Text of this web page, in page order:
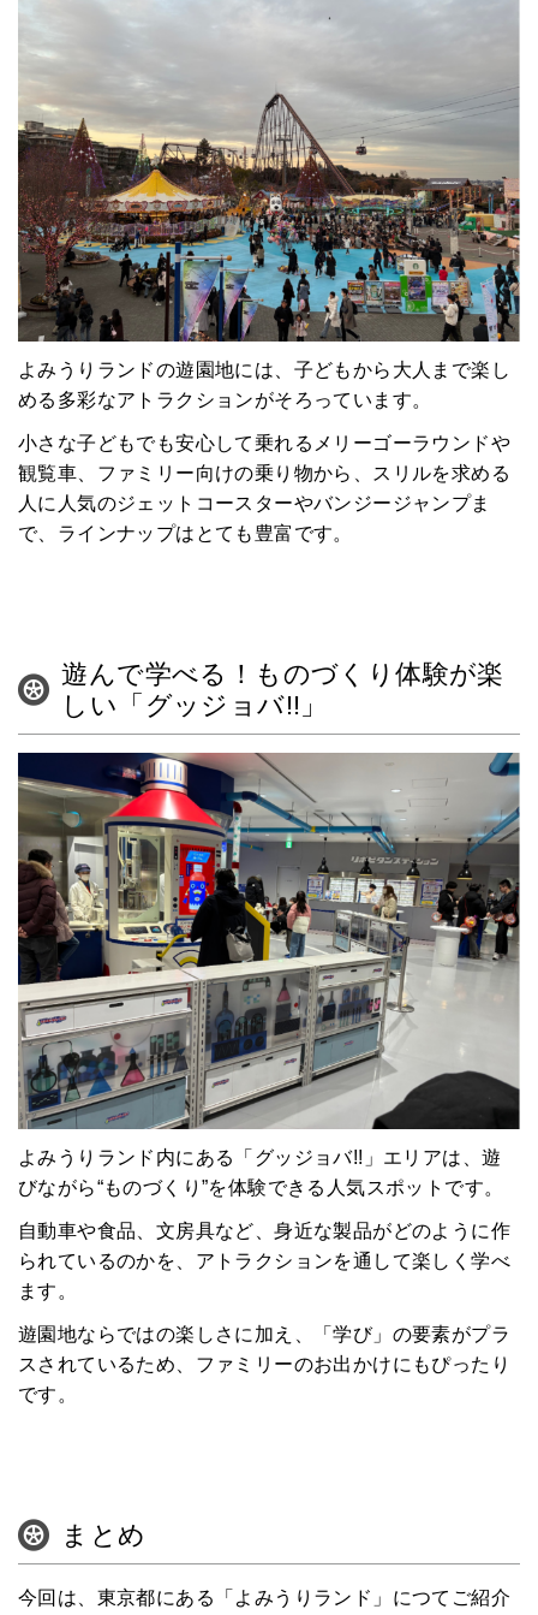
ペットNOW
定額リースプランのご紹介
運営会社
よみうりランドの遊園地には、子どもから大人まで楽し
める多彩なアトラクションがそろっています。
小さな子どもでも安心して乗れるメリーゴーラウンドや
観覧車、ファミリー向けの乗り物から、スリルを求める
人に人気のジェットコースターやバンジージャンプま
で、ラインナップはとても豊富です。
遊んで学べる！ものづくり体験が楽
しい「グッジョバ!!」
よみうりランド内にある「グッジョバ!!」エリアは、遊
びながら“ものづくり”を体験できる人気スポットです。
自動車や食品、文房具など、身近な製品がどのように作
られているのかを、アトラクションを通して楽しく学べ
ます。
遊園地ならではの楽しさに加え、「学び」の要素がプラ
スされているため、ファミリーのお出かけにもぴったり
です。
まとめ
今回は、東京都にある「よみうりランド」につてご紹介